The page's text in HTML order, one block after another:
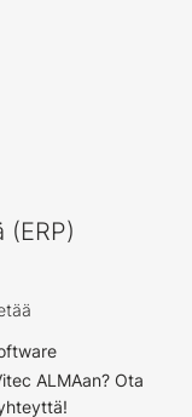
ALMAan? Ota